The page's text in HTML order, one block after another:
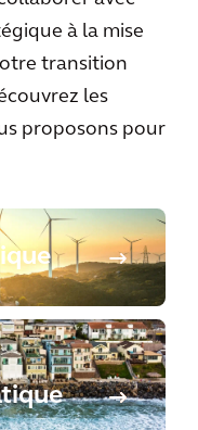
à la mise
transition
les
proposons pour